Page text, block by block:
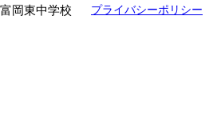
富岡東中学校 プライバシーポリシー